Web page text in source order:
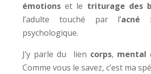
émotionset le triturage des
l’adulte touché par l’acné :
psychologique.
J’y parle du lien corps, mental
Comme vous le savez, c’est ma